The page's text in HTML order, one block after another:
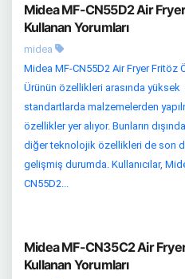
Midea MF-CN55D2 Air
Kullanan Yorumları
midea
Midea MF-CN55D2 Air Fryer Fritöz
Ürünün özellikleri arasında yüksek
standartlarda malzemelerden
özellikler yer alıyor. Bunların
diğer teknolojik özellikleri de son
gelişmiş durumda. Kullanıcılar,
CN55D2...
Midea MF-CN35C2 Air
Kullanan Yorumları